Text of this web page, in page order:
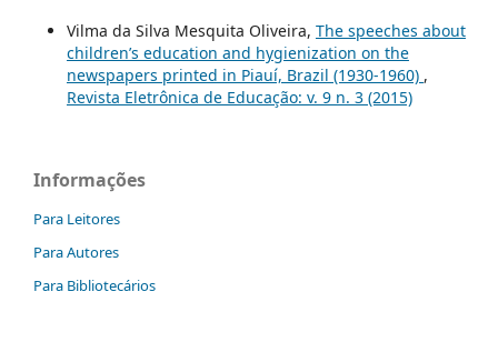
Vilma da Silva Mesquita Oliveira, The speeches about
children’s education and hygienization on the
newspapers printed in Piauí, Brazil (1930-1960) ,
Revista Eletrônica de Educação: v. 9 n. 3 (2015)
Informações
Para Leitores
Para Autores
Para Bibliotecários